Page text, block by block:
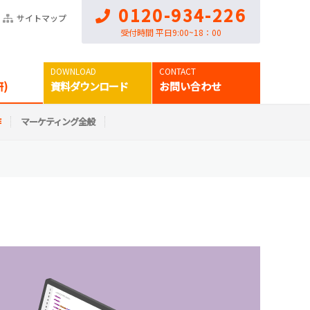
サイトマップ 0120-934-226
受付時間 平日9:00~18：00
) 資料ダウンロード お問い合わせ
マーケティング全般